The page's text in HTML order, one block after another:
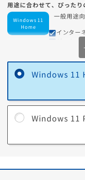
用途に合わせて、ぴった
Windows 11
Home
一般用途
インター
自宅で
Windows 11
Pro
業務・管
重要なデ
Windows 11
Windows 11